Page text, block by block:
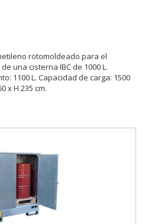
rotomoldeado para el
una cisterna IBC de 1000 L.
1100 L. Capacidad de carga: 1500
x H 235 cm.